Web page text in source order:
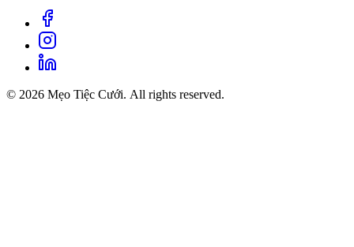
© 2026 Mẹo Tiệc Cưới. All rights reserved.